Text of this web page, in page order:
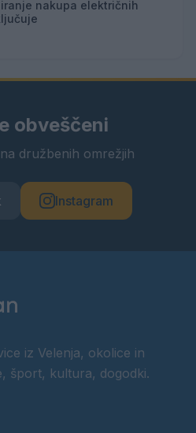
nakupa električnih
obveščeni
družbenih omrežjih
Instagram
iz Velenja, okolice in
šport, kultura, dogodki.